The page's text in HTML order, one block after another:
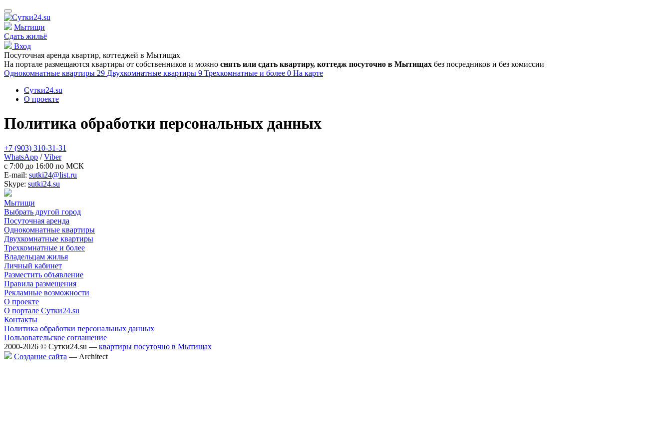
Мытищи
Сдать жильё
Вход
Посуточная аренда квартир, коттеджей в Мытищах
На портале размещаются квартиры от собственников и можно снять или сдать квартиру, коттедж посуточно в Мытищах без посредников и без комиссии
Однокомнатные квартиры 29 Двухкомнатные квартиры 9 Трехкомнатные и более 0 На карте
Сутки24.su
О проекте
Политика обработки персональных данных
+7 (903) 310-31-31
WhatsApp /Viber
c 7:00 до 16:00 по МСК
E-mail: sutki24@list.ru
Skype: sutki24.su
Мытищи
Выбрать другой город
Посуточная аренда
Однокомнатные квартиры
Двухкомнатные квартиры
Трехкомнатные и более
Владельцам жилья
Личный кабинет
Разместить объявление
Правила размещения
Рекламные возможности
О проекте
О портале Сутки24.su
Контакты
Политика обработки персональных данных
Пользовательское соглашение
2000-2026 © Сутки24.su — квартиры посуточно в Мытищах
Создание сайта — Аrchitect